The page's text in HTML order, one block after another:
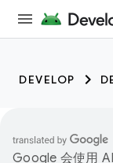
DEVELOP
Google 会使用